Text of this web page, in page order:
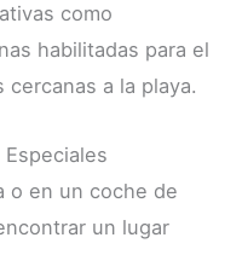
como
habilitadas para el
a la playa.
o en un coche de
un lugar